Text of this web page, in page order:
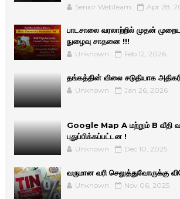
Senior WebTeam Apr 28,
பாடசாலை வரலாற்றில் முதன்
நுழைவு சாதனை !!!
Unknown Feb 12, 2026
தங்கத்தின் விலை சடுதியாக
Unknown Jan 26, 2026
Google Map A மற்றும் B வீதி
புதுப்பிக்கப்பட்டன !
Unknown Dec 10, 2025
வருமான வரி செலுத்துவோருக்கு
Unknown Nov 06, 2025